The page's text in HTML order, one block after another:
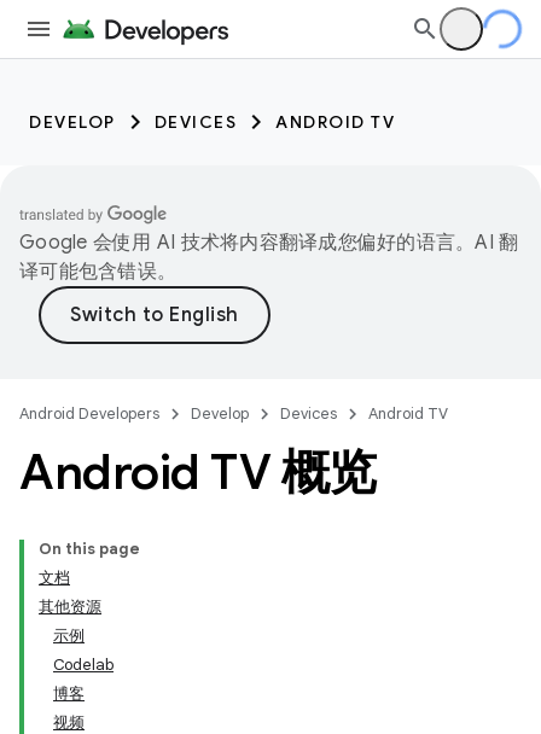
DEVELOP DEVICES ANDROID TV
Google 会使用 AI 技术将内容翻译成您偏好的语言。AI 翻
译可能包含错误。
Android Developers Develop Devices Android TV
Android TV 概览
On this page
文档
其他资源
示例
Codelab
博客
视频